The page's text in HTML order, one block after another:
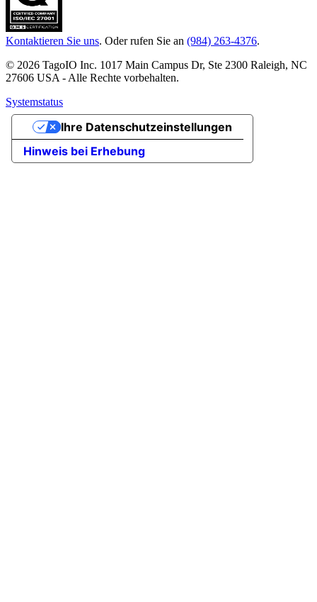
Kontaktieren Sie uns. Oder rufen Sie an (984) 263-4376.
© 2026 TagoIO Inc. 1017 Main Campus Dr, Ste 2300 Raleigh, NC
27606 USA - Alle Rechte vorbehalten.
Systemstatus
Hinweis bei Erhebung
Ihre Datenschutzeinstellungen